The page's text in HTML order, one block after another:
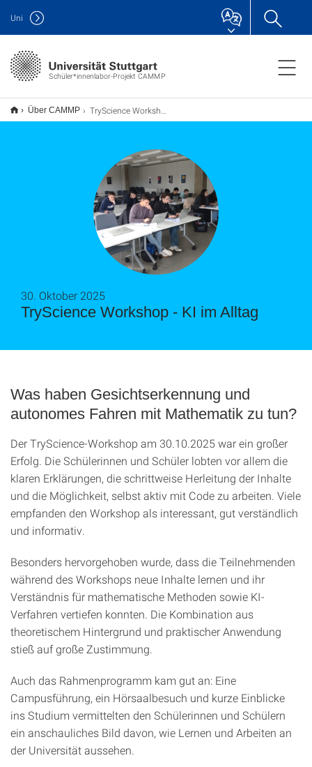
Schüler*innenlabor-Projekt CAMMP
Uni
Über CAMMP TryScience Workshop - KI im Alltag
TryScience Workshop - KI im Alltag
30. Oktober 2025
Was haben Gesichtserkennung und
autonomes Fahren mit Mathematik zu tun?
Der TryScience-Workshop am 30.10.2025 war ein großer
Erfolg. Die Schülerinnen und Schüler lobten vor allem die
klaren Erklärungen, die schrittweise Herleitung der Inhalte
und die Möglichkeit, selbst aktiv mit Code zu arbeiten. Viele
empfanden den Workshop als interessant, gut verständlich
und informativ.
Besonders hervorgehoben wurde, dass die Teilnehmenden
während des Workshops neue Inhalte lernen und ihr
Verständnis für mathematische Methoden sowie KI-
Verfahren vertiefen konnten. Die Kombination aus
theoretischem Hintergrund und praktischer Anwendung
stieß auf große Zustimmung.
Auch das Rahmenprogramm kam gut an: Eine
Campusführung, ein Hörsaalbesuch und kurze Einblicke
ins Studium vermittelten den Schülerinnen und Schülern
ein anschauliches Bild davon, wie Lernen und Arbeiten an
der Universität aussehen.